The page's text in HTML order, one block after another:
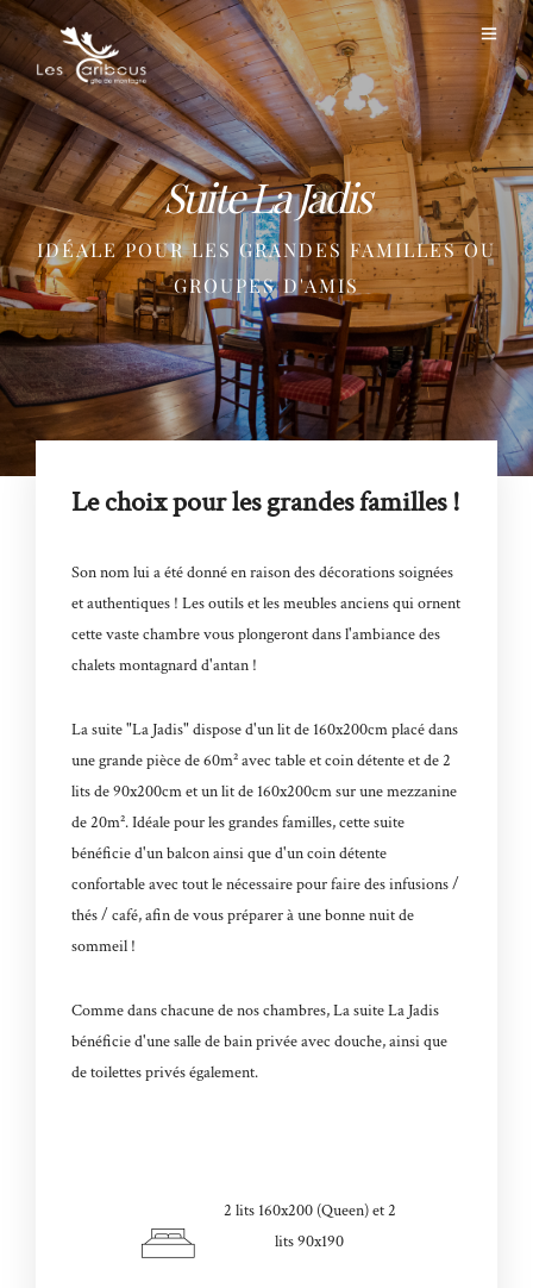
Suite La Jadis
IDÉALE POUR LES GRANDES FAMILLES OU
GROUPES D'AMIS
Le choix pour les grandes familles !
Son nom lui a été donné en raison des décorations soignées
et authentiques ! Les outils et les meubles anciens qui ornent
cette vaste chambre vous plongeront dans l'ambiance des
chalets montagnard d'antan !
La suite "La Jadis" dispose d'un lit de 160x200cm placé dans
une grande pièce de 60m² avec table et coin détente et de 2
lits de 90x200cm et un lit de 160x200cm sur une mezzanine
de 20m². Idéale pour les grandes familles, cette suite
bénéficie d'un balcon ainsi que d'un coin détente
confortable avec tout le nécessaire pour faire des infusions /
thés / café, afin de vous préparer à une bonne nuit de
sommeil !
Comme dans chacune de nos chambres, La suite La Jadis
bénéficie d'une salle de bain privée avec douche, ainsi que
de toilettes privés également.
2 lits 160x200 (Queen) et 2
lits 90x190